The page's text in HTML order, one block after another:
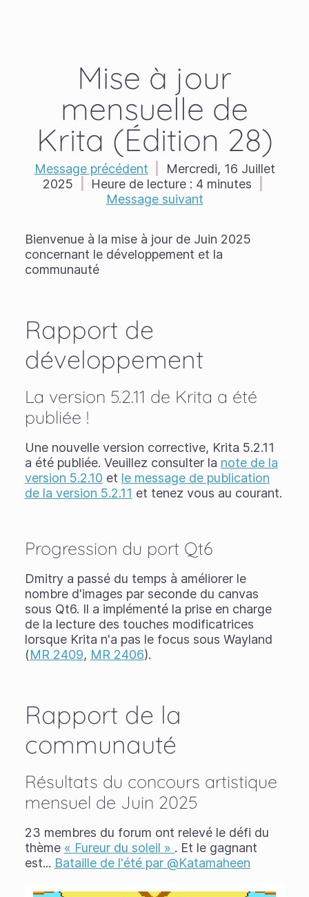
Mise à jour
mensuelle de
Krita (Édition 28)
Message précédent
Mercredi, 16 Juillet
2025
Heure de lecture : 4 minutes
Message suivant
Bienvenue à la mise à jour de Juin 2025
concernant le développement et la
communauté
Rapport de
développement
La version 5.2.11 de Krita a été
publiée !
Une nouvelle version corrective, Krita 5.2.11
a été publiée. Veuillez consulter la note de la
version 5.2.10 et le message de publication
de la version 5.2.11 et tenez vous au courant.
Progression du port Qt6
Dmitry a passé du temps à améliorer le
nombre d'images par seconde du canvas
sous Qt6. Il a implémenté la prise en charge
de la lecture des touches modificatrices
lorsque Krita n'a pas le focus sous Wayland
(MR 2409, MR 2406).
Rapport de la
communauté
Résultats du concours artistique
mensuel de Juin 2025
23 membres du forum ont relevé le défi du
thème « Fureur du soleil » . Et le gagnant
est... Bataille de l'été par @Katamaheen